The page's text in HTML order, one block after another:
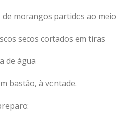
de morangos partidos ao meio
secos cortados em tiras
de água
bastão, à vontade.